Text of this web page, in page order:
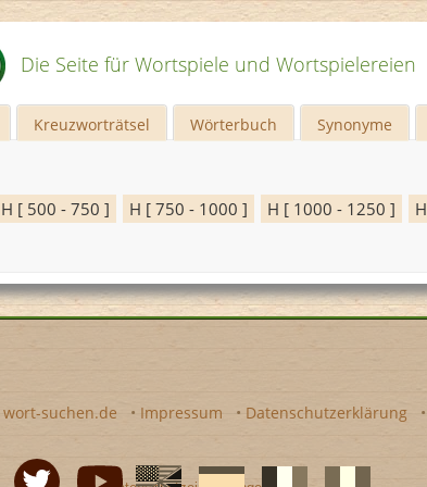
Die Seite für Wortspiele und Wortspielereien
Kreuzworträtsel Wörterbuch Synonyme
H [ 500 - 750 ] H [ 750 - 1000 ] H [ 1000 - 1250 ]
wort-suchen.de • Impressum • Datenschutzerklärung